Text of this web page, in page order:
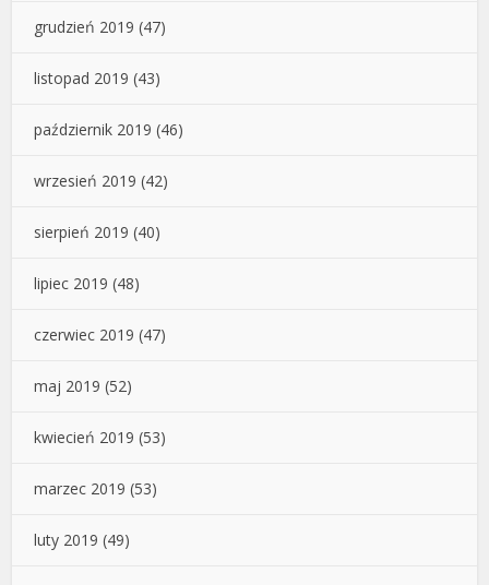
grudzień 2019 (47)
listopad 2019 (43)
październik 2019 (46)
wrzesień 2019 (42)
sierpień 2019 (40)
lipiec 2019 (48)
czerwiec 2019 (47)
maj 2019 (52)
kwiecień 2019 (53)
marzec 2019 (53)
luty 2019 (49)